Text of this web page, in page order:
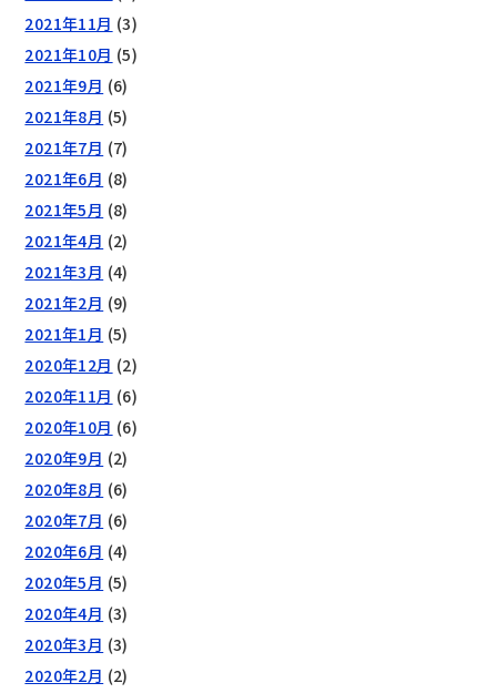
2021年11月 (3)
2021年10月 (5)
2021年9月 (6)
2021年8月 (5)
2021年7月 (7)
2021年6月 (8)
2021年5月 (8)
2021年4月 (2)
2021年3月 (4)
2021年2月 (9)
2021年1月 (5)
2020年12月 (2)
2020年11月 (6)
2020年10月 (6)
2020年9月 (2)
2020年8月 (6)
2020年7月 (6)
2020年6月 (4)
2020年5月 (5)
2020年4月 (3)
2020年3月 (3)
2020年2月 (2)